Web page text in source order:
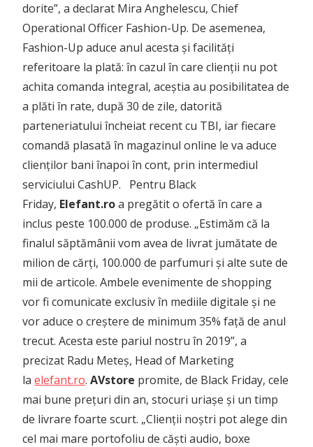
dorite”, a declarat Mira Anghelescu, Chief
Operational Officer Fashion-Up. De asemenea,
Fashion-Up aduce anul acesta și facilități
referitoare la plată: în cazul în care clienții nu pot
achita comanda integral, aceștia au posibilitatea de
a plăti în rate, după 30 de zile, datorită
parteneriatului încheiat recent cu TBI, iar fiecare
comandă plasată în magazinul online le va aduce
clienților bani înapoi în cont, prin intermediul
serviciului CashUP. Pentru Black
Friday, Elefant.roa pregătit o ofertă în care a
inclus peste 100.000 de produse. „Estimăm că la
finalul săptămânii vom avea de livrat jumătate de
milion de cărți, 100.000 de parfumuri și alte sute de
mii de articole. Ambele evenimente de shopping
vor fi comunicate exclusiv în mediile digitale și ne
vor aduce o creștere de minimum 35% față de anul
trecut. Acesta este pariul nostru în 2019”, a
precizat Radu Meteș, Head of Marketing
la elefant.ro. AVstore promite, de Black Friday, cele
mai bune prețuri din an, stocuri uriașe și un timp
de livrare foarte scurt. „Clienții noștri pot alege din
cel mai mare portofoliu de căști audio, boxe